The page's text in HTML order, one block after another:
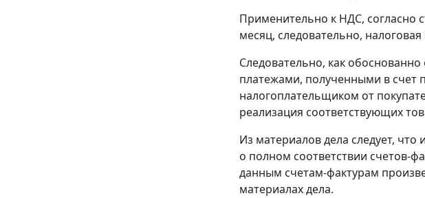
Применительно к НДС, согласно
месяц, следовательно,
Следовательно, как
платежами, полученными в счет
налогоплательщиком от
реализация соответствующих
Из материалов дела следует,
о полном соответствии счетов-
данным счетам-фактурам
материалах дела.